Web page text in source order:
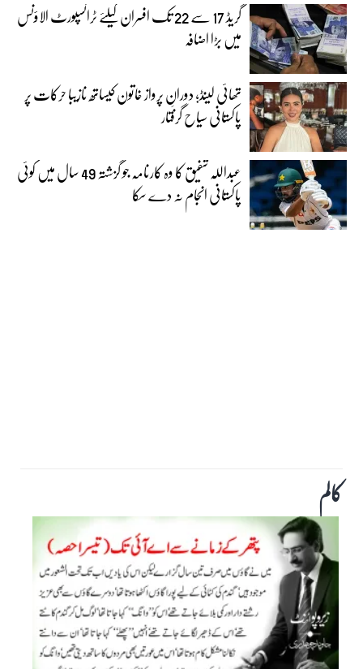
گریڈ 17 سے 22 تک افسران کیلئے ٹرانسپورٹ الاؤنس
میں بڑا اضافہ
تھائی لینڈ؛ دورانِ پرواز خاتون کیساتھ نازیبا حرکات پر
پاکستانی سیاح گرفتار
عبداللہ شفیق کا وہ کارنامہ جو گزشتہ 49 سال میں کوئی
پاکستانی انجام نہ دے سکا
کالم